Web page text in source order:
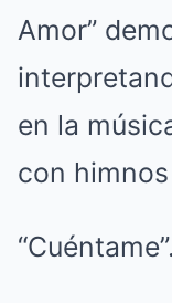
Amor”
en la
con
“Cuéntame”.